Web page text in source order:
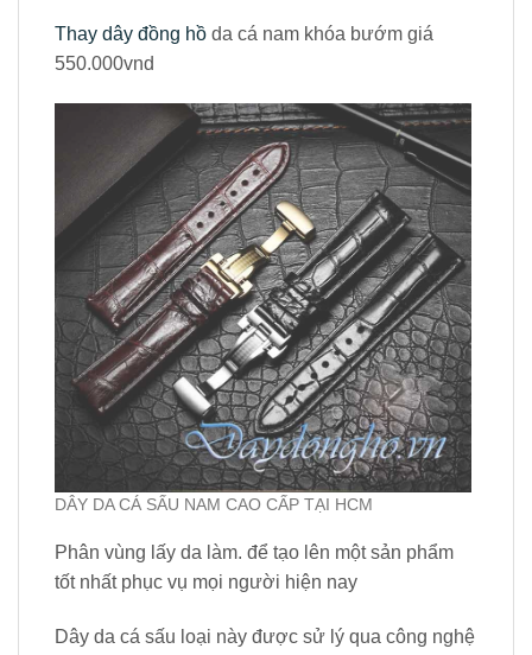
Thay dây đồng hồ da cá nam khóa bướm giá
550.000vnd
DÂY DA CÁ SẤU NAM CAO CẤP TẠI HCM
Phân vùng lấy da làm. để tạo lên một sản phẩm
tốt nhất phục vụ mọi người hiện nay
Dây da cá sấu loại này được sử lý qua công nghệ